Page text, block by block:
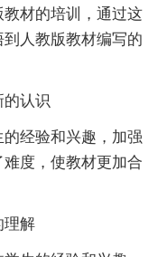
材的培训，通过这
人教版教材编写的
的认识
经验和兴趣，加强
度，使教材更加合
理解